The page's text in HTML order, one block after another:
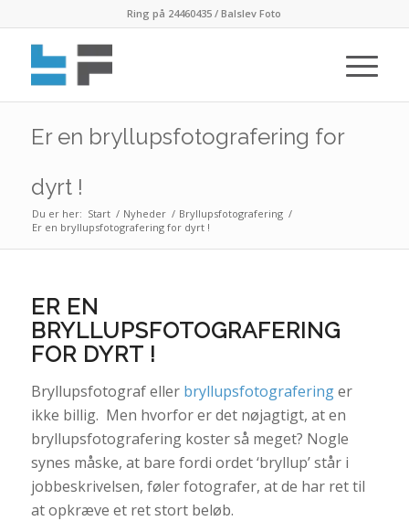
Ring på 24460435 / Balslev Foto
Er en bryllupsfotografering for
dyrt !
Du er her: Start / Nyheder / Bryllupsfotografering /
Er en bryllupsfotografering for dyrt !
ER EN
BRYLLUPSFOTOGRAFERING
FOR DYRT !
Bryllupsfotograf eller bryllupsfotograferinger
ikke billig. Men hvorfor er det nøjagtigt, at en
bryllupsfotografering koster så meget? Nogle
synes måske, at bare fordi ordet ‘bryllup’ står i
jobbeskrivelsen, føler fotografer, at de har ret til
at opkræve et ret stort beløb.